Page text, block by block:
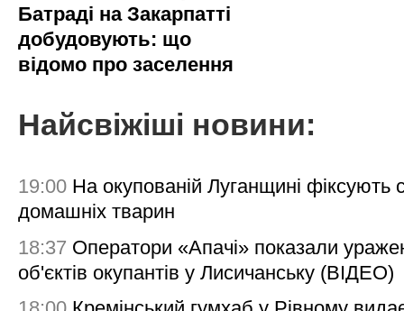
Батраді на Закарпатті
добудовують: що
відомо про заселення
Найсвіжіші новини:
19:00 На окупованій Луганщині фіксують
домашніх тварин
18:37 Оператори «Апачі» показали
об'єктів окупантів у Лисичанську (ВІДЕО)